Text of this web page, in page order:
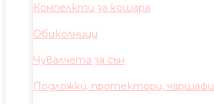
Компелкти за кошара
Обиколници
Чувалчета за сън
Подложки, протектори, чаршафи